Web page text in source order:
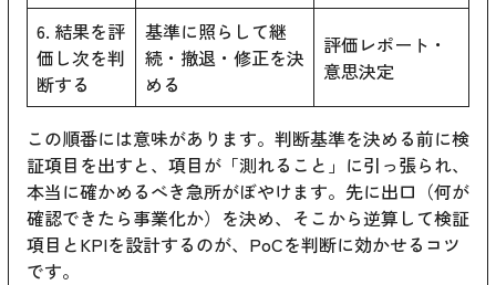
6. 結果を評
価し次を判
断する
基準に照らして継
続・撤退・修正を決
める
評価レポート・
意思決定
この順番には意味があります。判断基準を決める前に検
証項目を出すと、項目が「測れること」に引っ張られ、
本当に確かめるべき急所がぼやけます。先に出口（何が
確認できたら事業化か）を決め、そこから逆算して検証
項目とKPIを設計するのが、PoCを判断に効かせるコツ
です。